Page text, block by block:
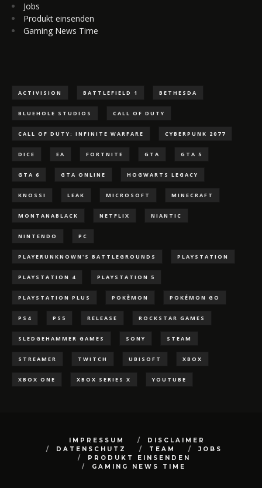
Jobs
Produkt einsenden
Gaming News Time
ACTIVISION BATTLEFIELD 1 BETHESDA
BLUEHOLE STUDIOS CALL OF DUTY
CALL OF DUTY: INFINITE WARFARE CYBERPUNK 2077
DICE EA FORTNITE GTA GTA 5
GTA 6 GTA ONLINE HOGWARTS LEGACY
KNOSSI LEAK MICROSOFT MINECRAFT
MONTANABLACK NETFLIX NIANTIC
NINTENDO PC
PLAYERUNKNOWN'S BATTLEGROUNDS PLAYSTATION
PLAYSTATION 4 PLAYSTATION 5
PLAYSTATION PLUS POKÈMON POKÉMON GO
PS4 PS5 RELEASE ROCKSTAR GAMES
SLEDGEHAMMER GAMES SONY STEAM
STREAMER TWITCH UBISOFT XBOX
XBOX ONE XBOX SERIES X YOUTUBE
IMPRESSUM
DISCLAIMER
DATENSCHUTZ
TEAM
JOBS
PRODUKT EINSENDEN
GAMING NEWS TIME